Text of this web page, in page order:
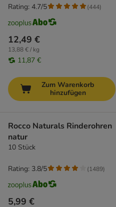
12,49 €
13,88 € / kg
11,87 €
Rating: 4.7/5 (444)
Zum Warenkorb
hinzufügen
Rocco Naturals Rinderohren
natur
10 Stück
5,99 €
Rating: 3.8/5 (1489)